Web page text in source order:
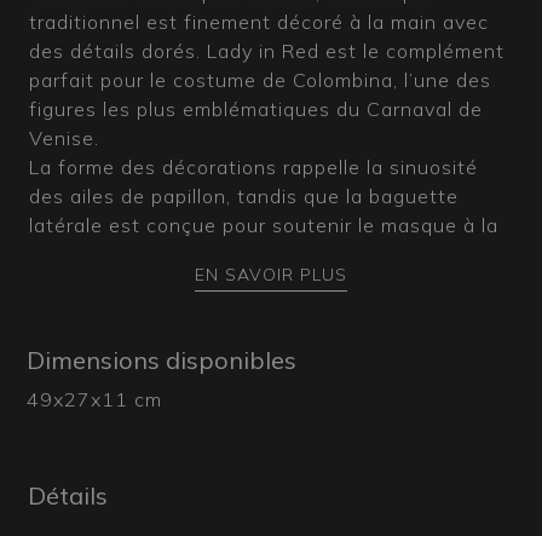
traditionnel est finement décoré à la main avec
des détails dorés. Lady in Red est le complément
parfait pour le costume de Colombina, l’une des
figures les plus emblématiques du Carnaval de
Venise.
La forme des décorations rappelle la sinuosité
des ailes de papillon, tandis que la baguette
latérale est conçue pour soutenir le masque à la
fidèle à la tradition. Si vous souhaitez le modèle
possibilités de personnalisation de nos masques.
Ce masque porté est 100 % Made in Italy. Nos
titre indicatif, et les dimensions ainsi que les
EN SAVOIR PLUS
Dimensions disponibles
49x27x11 cm
Détails